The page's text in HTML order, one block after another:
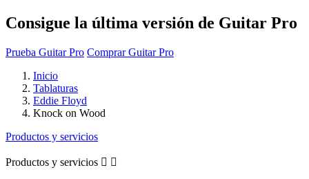
Consigue la última versión de Guitar Pro
Prueba Guitar Pro Comprar Guitar Pro
Inicio
Tablaturas
Eddie Floyd
Knock on Wood
Productos y servicios
Productos y servicios  